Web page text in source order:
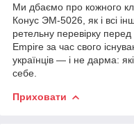
Ми дбаємо про кожного
Конус ЭМ-5026, як і всі
ретельну перевірку
Empire за час свого
українців — і не дарма:
себе.
Приховати